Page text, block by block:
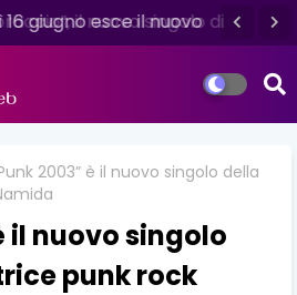
giugno esce il nuovo
2003” è il nuovo singolo della
il nuovo singolo
punk rock